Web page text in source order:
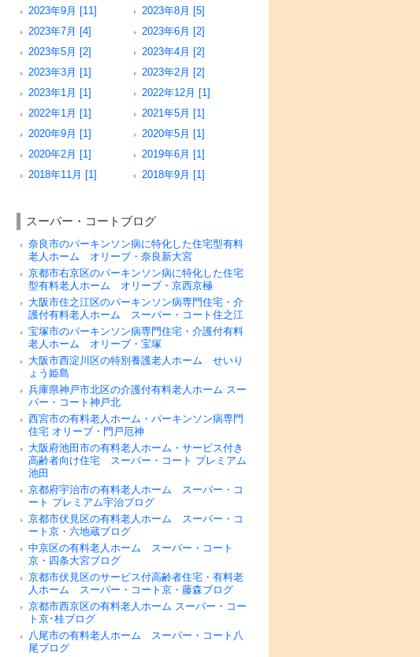
2023年9月 [11]
2023年8月 [5]
2023年7月 [4]
2023年6月 [2]
2023年5月 [2]
2023年4月 [2]
2023年3月 [1]
2023年2月 [2]
2023年1月 [1]
2022年12月 [1]
2022年1月 [1]
2021年5月 [1]
2020年9月 [1]
2020年5月 [1]
2020年2月 [1]
2019年6月 [1]
2018年11月 [1]
2018年9月 [1]
スーパー・コートブログ
奈良市のパーキンソン病に特化した住宅型有料
老人ホーム オリーブ・奈良新大宮
京都市右京区のパーキンソン病に特化した住宅
型有料老人ホーム オリーブ・京西京極
大阪市住之江区のパーキンソン病専門住宅・介
護付有料老人ホーム スーパー・コート住之江
宝塚市のパーキンソン病専門住宅・介護付有料
老人ホーム オリーブ・宝塚
大阪市西淀川区の特別養護老人ホーム せいり
ょう姫島
兵庫県神戸市北区の介護付有料老人ホーム スー
パー・コート神戸北
西宮市の有料老人ホーム・パーキンソン病専門
住宅 オリーブ・門戸厄神
大阪府池田市の有料老人ホーム・サービス付き
高齢者向け住宅 スーパー・コート プレミアム
池田
京都府宇治市の有料老人ホーム スーパー・コ
ート プレミアム宇治ブログ
京都市伏見区の有料老人ホーム スーパー・コ
ート京・六地蔵ブログ
中京区の有料老人ホーム スーパー・コート
京・四条大宮ブログ
京都市伏見区のサービス付高齢者住宅・有料老
人ホーム スーパー・コート京・藤森ブログ
京都市西京区の有料老人ホーム スーパー・コー
ト京･桂ブログ
八尾市の有料老人ホーム スーパー・コート八
尾ブログ